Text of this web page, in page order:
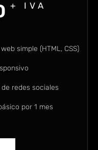
+ IVA
simple (HTML, CSS)
redes sociales
por 1 mes